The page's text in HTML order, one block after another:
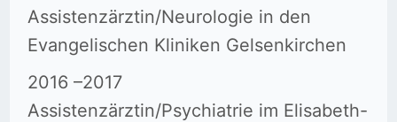
Assistenzärztin/Neurologie in den
Evangelischen Kliniken Gelsenkirchen
2016 –2017
Assistenzärztin/Psychiatrie im Elisabeth-